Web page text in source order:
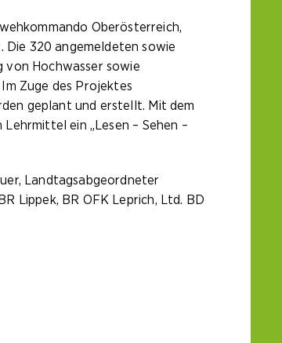
Oberösterreich,
Die 320 angemeldeten sowie
von Hochwasser sowie
Zuge des Projektes
geplant und erstellt. Mit dem
ein „Lesen – Sehen –
Landtagsabgeordneter
Lippek, BR OFK Leprich, Ltd. BD